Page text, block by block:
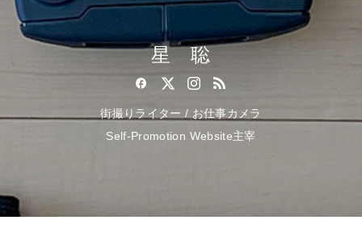
星 聡
街撮りライター / お仕事カメラ
Self-Promotion Website主宰